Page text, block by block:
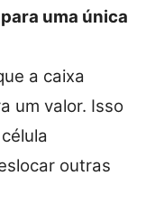
uma única
a caixa
um valor. Isso
outras